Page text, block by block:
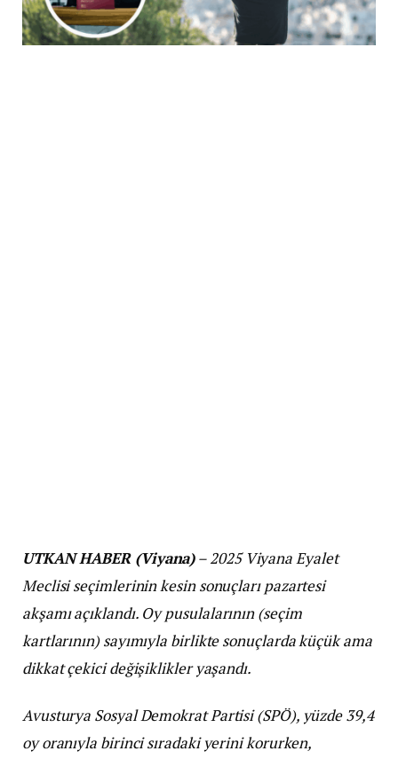
UTKAN HABER (Viyana)– 2025 Viyana Eyalet
Meclisi seçimlerinin kesin sonuçları pazartesi
akşamı açıklandı. Oy pusulalarının (seçim
kartlarının) sayımıyla birlikte sonuçlarda küçük ama
dikkat çekici değişiklikler yaşandı.
Avusturya Sosyal Demokrat Partisi (SPÖ), yüzde 39,4
oy oranıyla birinci sıradaki yerini korurken,